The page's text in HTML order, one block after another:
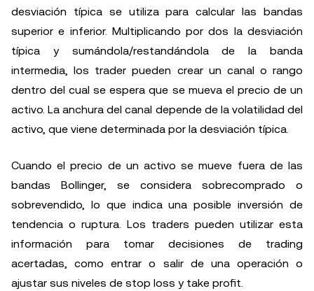
desviación típica se utiliza para calcular las bandas
superior e inferior. Multiplicando por dos la desviación
típica y sumándola/restandándola de la banda
intermedia, los trader pueden crear un canal o rango
dentro del cual se espera que se mueva el precio de un
activo. La anchura del canal depende de la volatilidad del
activo, que viene determinada por la desviación típica.
Cuando el precio de un activo se mueve fuera de las
bandas Bollinger, se considera sobrecomprado o
sobrevendido, lo que indica una posible inversión de
tendencia o ruptura. Los traders pueden utilizar esta
información para tomar decisiones de trading
acertadas, como entrar o salir de una operación o
ajustar sus niveles de stop loss y take profit.